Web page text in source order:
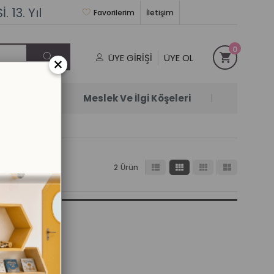
13. Yıl İletişim
Favorilerim
ÜYE GIRIŞI ÜYE OL
0
Meslek Ve İlgi Köşeleri
2 Ürün
×